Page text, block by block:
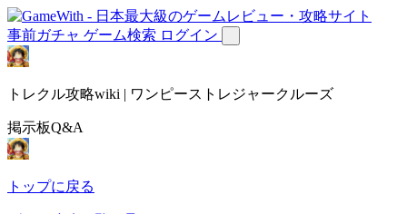
事前ガチャ ゲーム検索 ログイン
トレクル攻略wiki | ワンピーストレジャークルーズ
掲示板Q&A
トップに戻る